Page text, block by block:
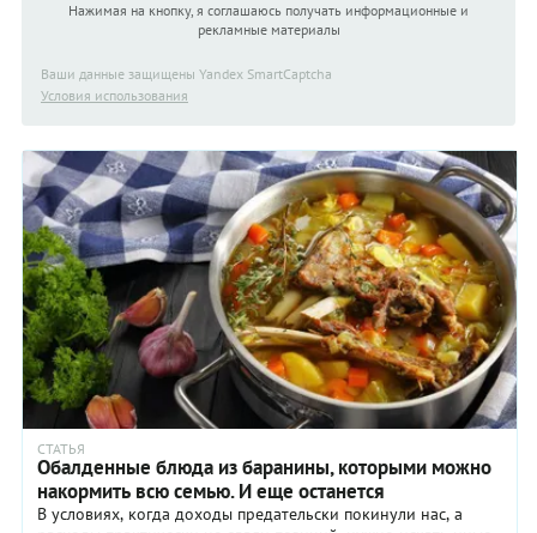
Нажимая на кнопку, я соглашаюсь получать информационные и
рекламные материалы
Ваши данные защищены Yandex SmartCaptcha
Условия использования
СТАТЬЯ
Обалденные блюда из баранины, которыми можно
накормить всю семью. И еще останется
В условиях, когда доходы предательски покинули нас, а